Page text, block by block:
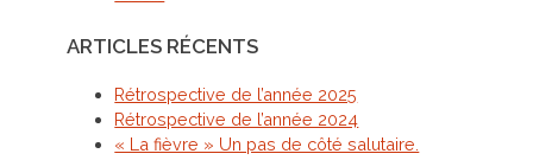
ARTICLES RÉCENTS
Rétrospective de l’année 2025
Rétrospective de l’année 2024
« La fièvre » Un pas de côté salutaire.